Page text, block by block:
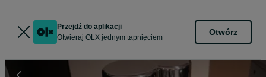
Przejdź do aplikacji
Otwieraj OLX jednym tapnięciem
Otwórz